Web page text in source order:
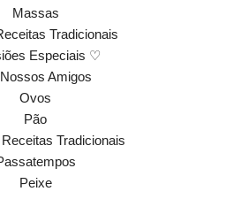
Massas
Tradicionais
Especiais ♡
Amigos
Ovos
Pão
Tradicionais
Peixe